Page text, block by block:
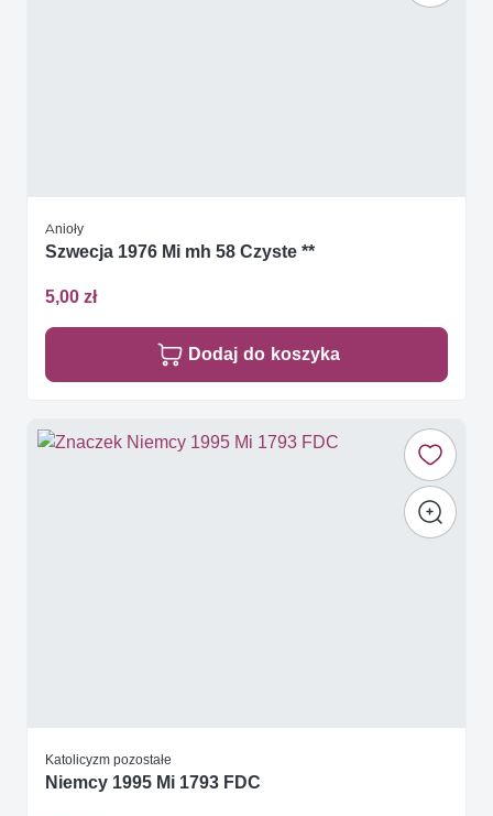
Anioły
Szwecja 1976 Mi mh 58 Czyste **
5,00 zł
Dodaj do koszyka
Katolicyzm pozostałe
Niemcy 1995 Mi 1793 FDC